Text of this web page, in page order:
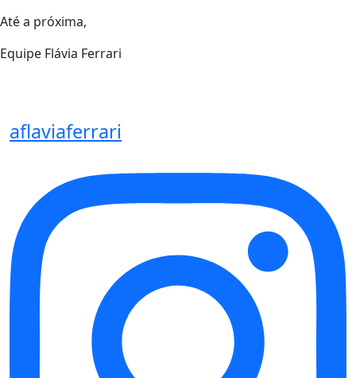
Até a próxima,
Equipe Flávia Ferrari
aflaviaferrari